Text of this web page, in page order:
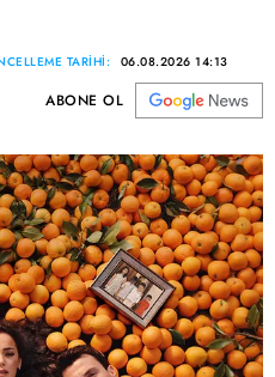
TARİHİ: 06.08.2026 14:13
ABONE OL